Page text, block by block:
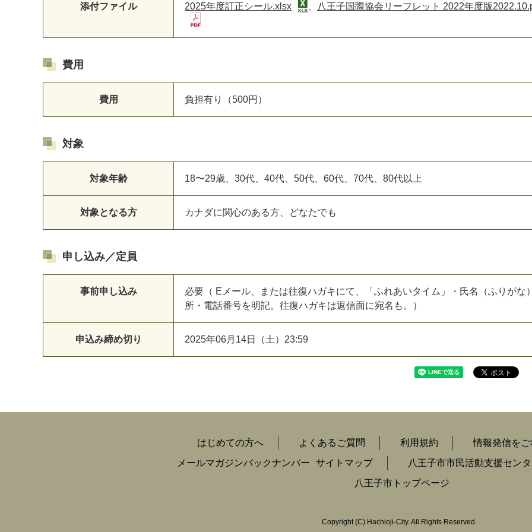
添付ファイル 2025年度訂正シール.xlsx 八王子国際協会リーフレット 2022年度版
費用
費用 負担有り（500円）
対象
対象年齢 18〜29歳、30代、40代、50代、60代、70代、80代以上
対象となる方 カナダに関心のある方、どなたでも
申し込み／定員
事前申し込み
必要（ Eメール、または往復ハガキにて、「ふれあいタイム」・氏名（ふりがな
所・電話番号を明記。往復ハガキは返信面に宛名も。）
申込み締め切り 2025年06月14日（土）23:59
はじめての方へ よくあるご質問 利用規約
情報発信を
メールマガジンバックナンバー
サイトマップ
八王子市市民活動支援セン
八王子市トップページ
Copyright(C) Hachioji-City. All Rights Reserved.